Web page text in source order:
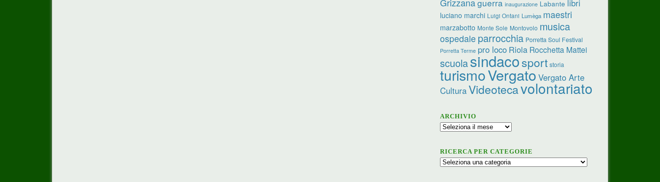
Grizzanaguerra inaugurazione Labante libri
luciano marchi Luigi Ontani Lumèga maestri
marzabotto Monte Sole Montovolo musica
ospedale parrocchia Porretta Soul Festival
Porretta Terme pro loco Riola Rocchetta Mattei
scuolasindacosport storia
turismoVergato Vergato Arte
CulturaVideotecavolontariato
ARCHIVIO
Archivio
RICERCA PER CATEGORIE
Ricerca